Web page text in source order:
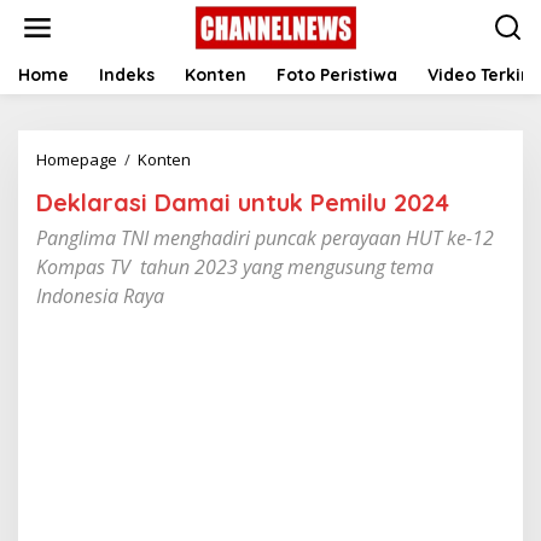
t
Home Indeks Konten Foto Peristiwa Video Terkini
Homepage / Konten
k
a
r
Deklarasi Damai untuk Pemilu 2024
Panglima TNI menghadiri puncak perayaan HUT ke-12
Kompas TV tahun 2023 yang mengusung tema
Indonesia Raya